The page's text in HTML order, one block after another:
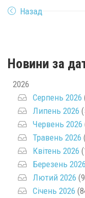
Назад
Новини за
2026
Серпень 2026
Липень 2026
Червень 2026
Травень 2026
Квітень 2026
Березень 2026
Лютий 2026
Січень 2026